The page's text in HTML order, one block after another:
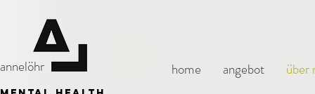
annelöhr home angebot über